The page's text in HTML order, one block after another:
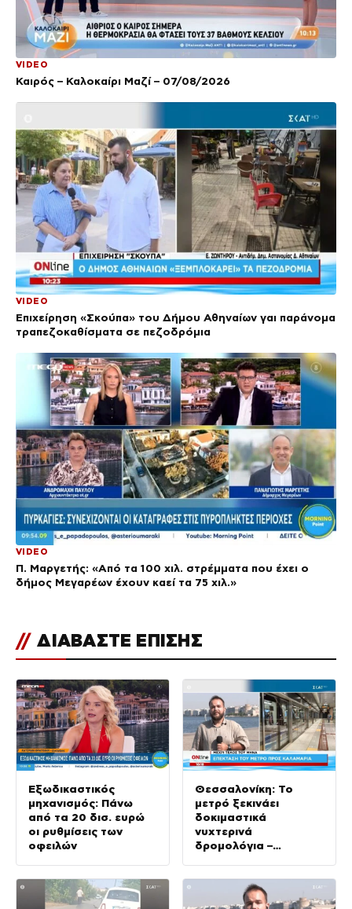
VIDEO
Καιρός – Καλοκαίρι Μαζί – 07/08/2026
VIDEO
Επιχείρηση «Σκούπα» του Δήμου Αθηναίων γαι παράνομα
τραπεζοκαθίσματα σε πεζοδρόμια
VIDEO
Π. Μαργετής: «Από τα 100 χιλ. στρέμματα που έχει ο
δήμος Μεγαρέων έχουν καεί τα 75 χιλ.»
// ΔΙΑΒΑΣΤΕ ΕΠΙΣΗΣ
Εξωδικαστικός
μηχανισμός: Πάνω
από τα 20 δισ. ευρώ
οι ρυθμίσεις των
οφειλών
Θεσσαλονίκη: Το
μετρό ξεκινάει
δοκιμαστικά
νυχτερινά
δρομολόγια –
στην Καλαμαριά